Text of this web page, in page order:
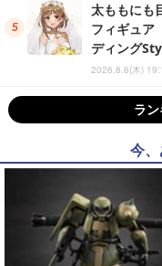
太ももにも
フィギュア
ディング
2026.8.6(木)
ラ
今